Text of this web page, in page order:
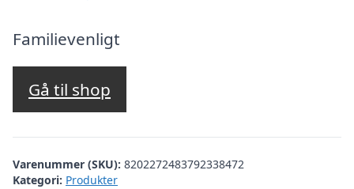
Familievenligt
Gå til shop
Varenummer (SKU): 8202272483792338472
Kategori: Produkter